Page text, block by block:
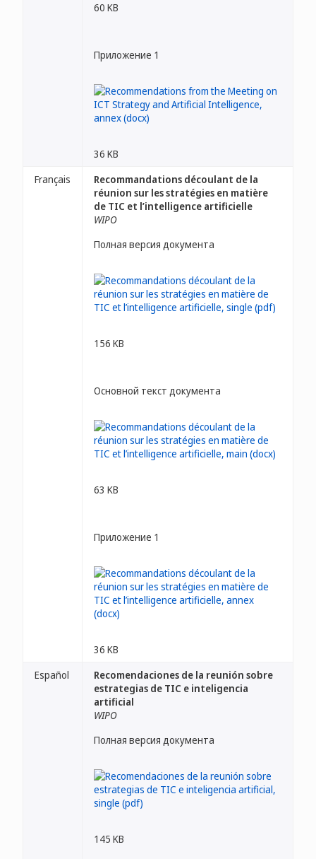
60 KB
Приложение 1
36 KB
Français
Recommandations découlant de la
réunion sur les stratégies en matière
de TIC et l’intelligence artificielle
WIPO
Полная версия документа
156 KB
Основной текст документа
63 KB
Приложение 1
36 KB
Español
Recomendaciones de la reunión sobre
estrategias de TIC e inteligencia
artificial
WIPO
Полная версия документа
145 KB